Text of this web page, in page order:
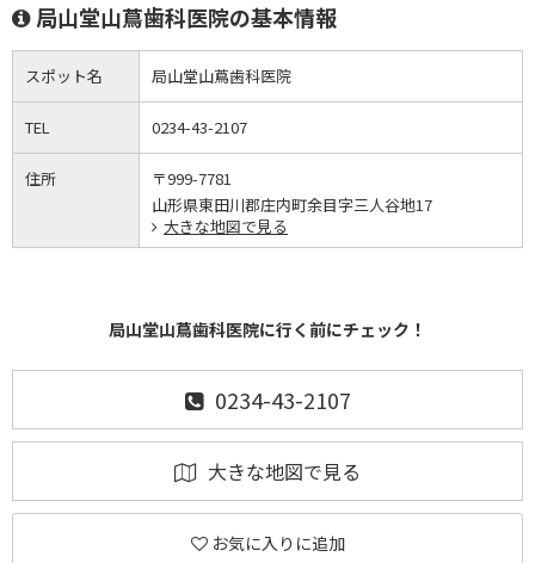
局山堂山蔦歯科医院の基本情報
スポット名 局山堂山蔦歯科医院
TEL 0234-43-2107
住所
〒999-7781
山形県東田川郡庄内町余目字三人谷地17
大きな地図で見る
局山堂山蔦歯科医院に行く前にチェック！
0234-43-2107
大きな地図で見る
お気に入りに追加